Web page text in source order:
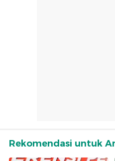
Rekomendasi untuk